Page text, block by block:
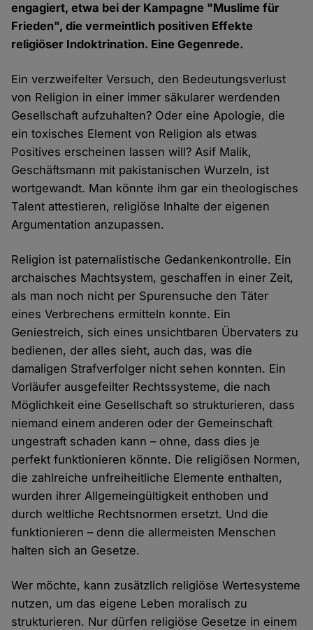
engagiert, etwa bei der Kampagne "Muslime für
Frieden", die vermeintlich positiven Effekte
religiöser Indoktrination. Eine Gegenrede.
Ein verzweifelter Versuch, den Bedeutungsverlust
von Religion in einer immer säkularer werdenden
Gesellschaft aufzuhalten? Oder eine Apologie, die
ein toxisches Element von Religion als etwas
Positives erscheinen lassen will? Asif Malik,
Geschäftsmann mit pakistanischen Wurzeln, ist
wortgewandt. Man könnte ihm gar ein theologisches
Talent attestieren, religiöse Inhalte der eigenen
Argumentation anzupassen.
Religion ist paternalistische Gedankenkontrolle. Ein
archaisches Machtsystem, geschaffen in einer Zeit,
als man noch nicht per Spurensuche den Täter
eines Verbrechens ermitteln konnte. Ein
Geniestreich, sich eines unsichtbaren Übervaters zu
bedienen, der alles sieht, auch das, was die
damaligen Strafverfolger nicht sehen konnten. Ein
Vorläufer ausgefeilter Rechtssysteme, die nach
Möglichkeit eine Gesellschaft so strukturieren, dass
niemand einem anderen oder der Gemeinschaft
ungestraft schaden kann – ohne, dass dies je
perfekt funktionieren könnte. Die religiösen Normen,
die zahlreiche unfreiheitliche Elemente enthalten,
wurden ihrer Allgemeingültigkeit enthoben und
durch weltliche Rechtsnormen ersetzt. Und die
funktionieren – denn die allermeisten Menschen
halten sich an Gesetze.
Wer möchte, kann zusätzlich religiöse Wertesysteme
nutzen, um das eigene Leben moralisch zu
strukturieren. Nur dürfen religiöse Gesetze in einem